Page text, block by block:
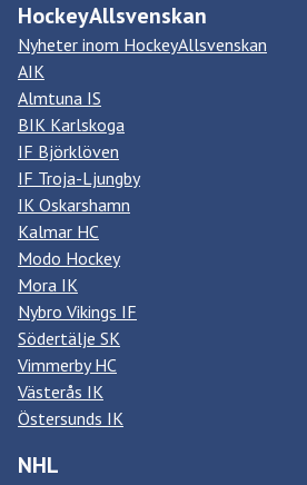
HockeyAllsvenskan
Nyheter inom HockeyAllsvenskan
AIK
Almtuna IS
BIK Karlskoga
IF Björklöven
IF Troja-Ljungby
IK Oskarshamn
Kalmar HC
Modo Hockey
Mora IK
Nybro Vikings IF
Södertälje SK
Vimmerby HC
Västerås IK
Östersunds IK
NHL